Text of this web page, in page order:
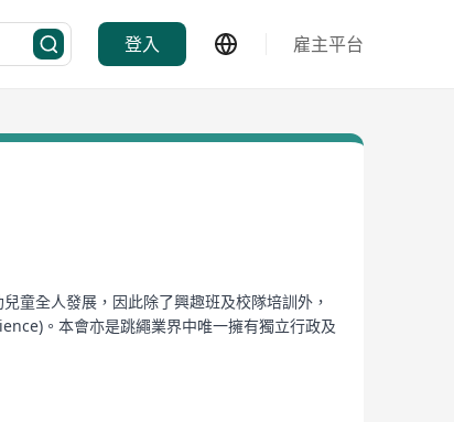
登入 雇主平台
童全人發展，因此除了興趣班及校隊培訓外，
。本會亦是跳繩業界中唯一擁有獨立行政及